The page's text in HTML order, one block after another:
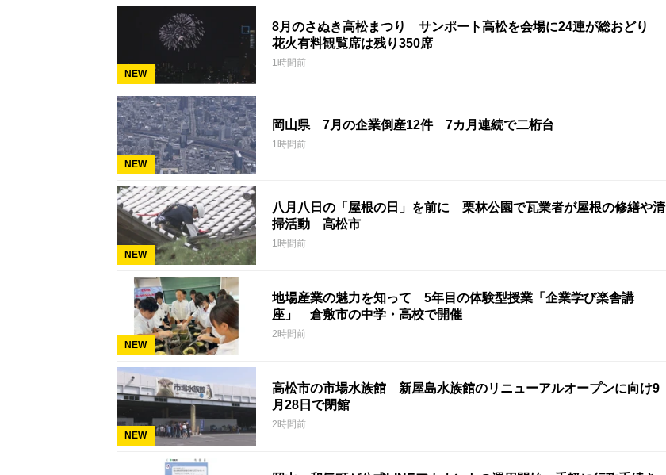
NEW
8月のさぬき高松まつり サンポート高松を会場に24連が総おどり
花火有料観覧席は残り350席
1時間前
NEW
岡山県 7月の企業倒産12件 7カ月連続で二桁台
1時間前
NEW
八月八日の「屋根の日」を前に 栗林公園で瓦業者が屋根の修繕や清
掃活動 高松市
1時間前
NEW
地場産業の魅力を知って 5年目の体験型授業「企業学び楽舎講
座」 倉敷市の中学・高校で開催
2時間前
NEW
高松市の市場水族館 新屋島水族館のリニューアルオープンに向け9
月28日で閉館
2時間前